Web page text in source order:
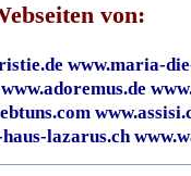
von:
www.maria-
www.adoremus.de
lazarus.ch